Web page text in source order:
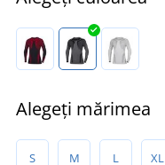
Alegeți mărimea
S M L XL